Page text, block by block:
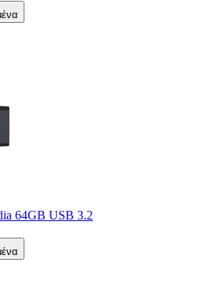
64GB USB 3.2